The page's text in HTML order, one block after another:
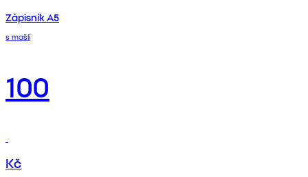
Zápisník A5
s mašlí
100
Kč